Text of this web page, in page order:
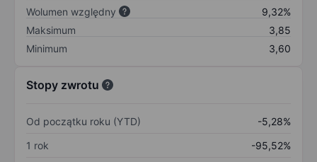
Wolumen względny
9,32%
Maksimum
3,85
Minimum
3,60
Stopy zwrotu
Od początku roku (YTD)
-5,28%
1 rok
-95,52%